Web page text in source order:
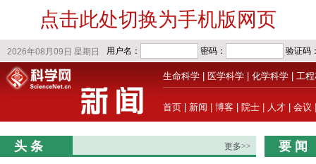
点击此处切换为手机版网页
生命科学 医学科学 化学科学 工
首页 新闻 博客 院士 人才 会议
头 条 更多>> 要 闻